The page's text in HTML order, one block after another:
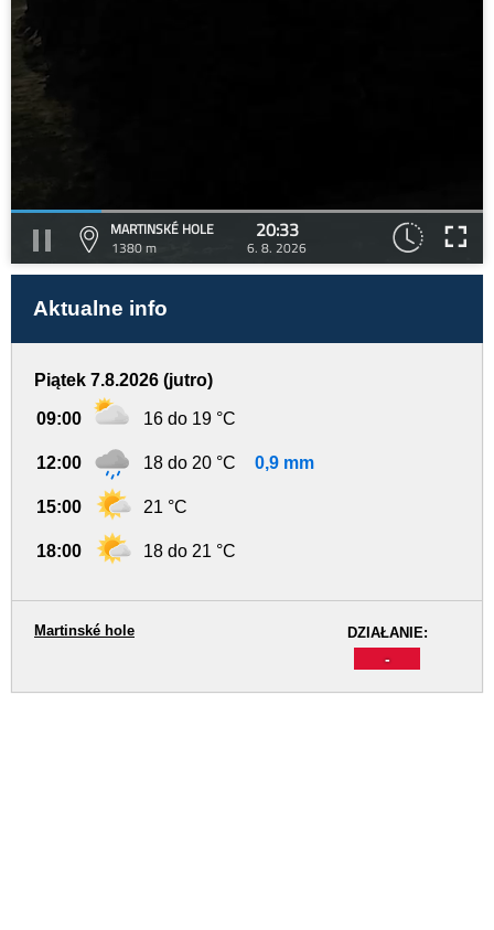
MARTINSKÉ HOLE
1380 m
20:33
6. 8. 2026
Aktualne info
Piątek 7.8.2026 (jutro)
09:00 16 do 19 °C
12:00 18 do 20 °C 0,9 mm
15:00 21 °C
18:00 18 do 21 °C
DZIAŁANIE:
-
Martinské hole